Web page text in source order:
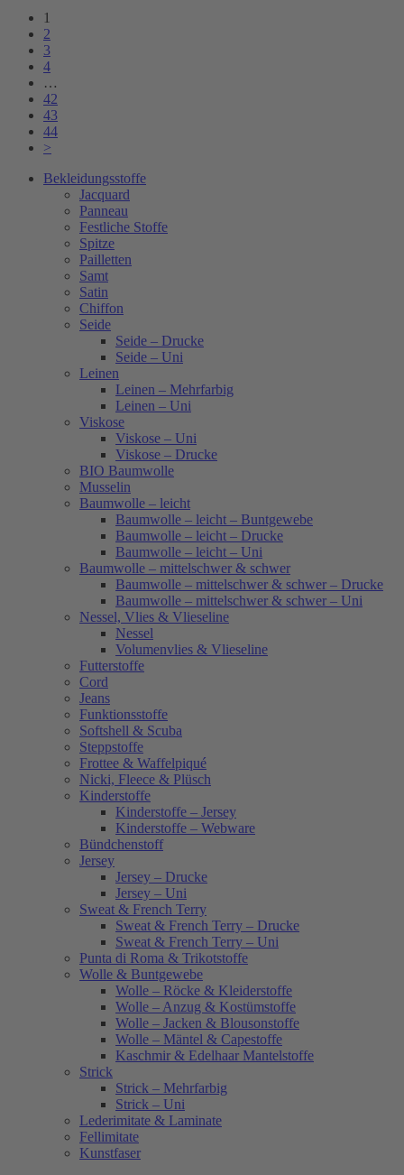
1
2
3
4
…
42
43
44
>
Bekleidungsstoffe
Jacquard
Panneau
Festliche Stoffe
Spitze
Pailletten
Samt
Satin
Chiffon
Seide
Seide – Drucke
Seide – Uni
Leinen
Leinen – Mehrfarbig
Leinen – Uni
Viskose
Viskose – Uni
Viskose – Drucke
BIO Baumwolle
Musselin
Baumwolle – leicht
Baumwolle – leicht – Buntgewebe
Baumwolle – leicht – Drucke
Baumwolle – leicht – Uni
Baumwolle – mittelschwer & schwer
Baumwolle – mittelschwer & schwer – Drucke
Baumwolle – mittelschwer & schwer – Uni
Nessel, Vlies & Vlieseline
Nessel
Volumenvlies & Vlieseline
Futterstoffe
Cord
Jeans
Funktionsstoffe
Softshell & Scuba
Steppstoffe
Frottee & Waffelpiqué
Nicki, Fleece & Plüsch
Kinderstoffe
Kinderstoffe – Jersey
Kinderstoffe – Webware
Bündchenstoff
Jersey
Jersey – Drucke
Jersey – Uni
Sweat & French Terry
Sweat & French Terry – Drucke
Sweat & French Terry – Uni
Punta di Roma & Trikotstoffe
Wolle & Buntgewebe
Wolle – Röcke & Kleiderstoffe
Wolle – Anzug & Kostümstoffe
Wolle – Jacken & Blousonstoffe
Wolle – Mäntel & Capestoffe
Kaschmir & Edelhaar Mantelstoffe
Strick
Strick – Mehrfarbig
Strick – Uni
Lederimitate & Laminate
Fellimitate
Kunstfaser